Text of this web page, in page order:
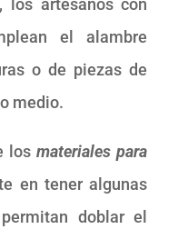
los artesanos con
el alambre
o de piezas de
medio.
losmateriales para
en tener algunas
doblar el